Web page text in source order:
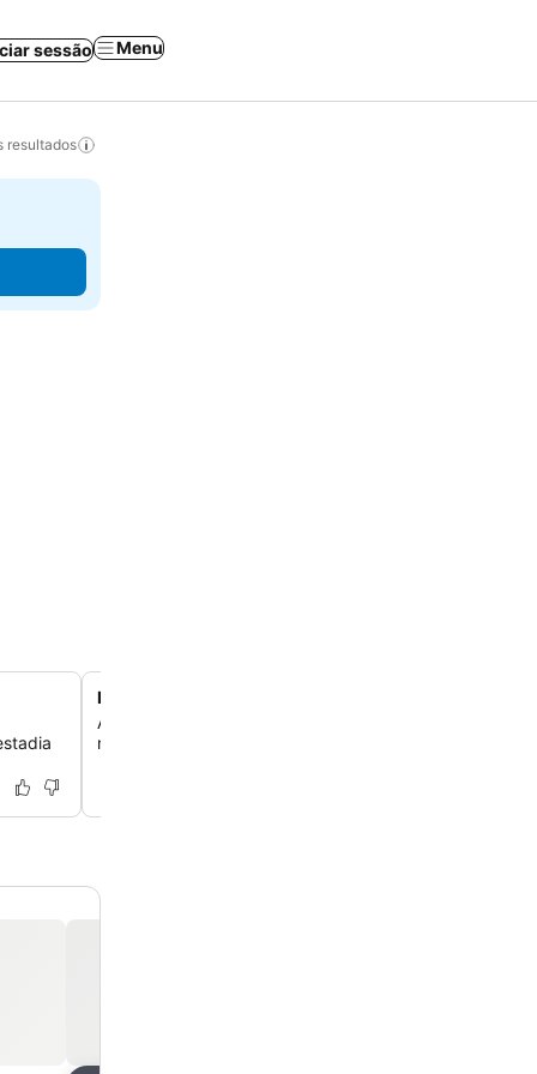
sessão Menu
resultados
Perto do Buddy's Bar
Aproveite a conveniência do Buddy's Bar, localizado
rua, oferecendo uma opção fácil para o entretenimento